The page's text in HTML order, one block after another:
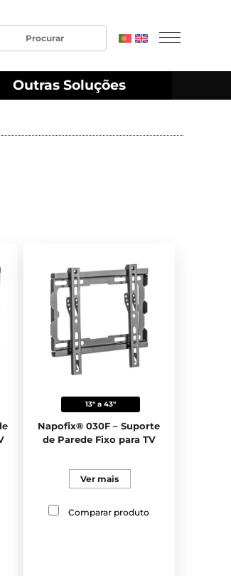
Outras Soluções
13" a 43"
Napofix® 030F – Suporte
de Parede Fixo para TV
Ver mais
Comparar produto